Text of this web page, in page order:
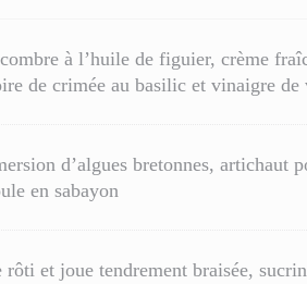
à l’huile de figuier, crème
de crimée au basilic et vinaigre de
d’algues bretonnes, artichaut
en sabayon
et joue tendrement braisée,